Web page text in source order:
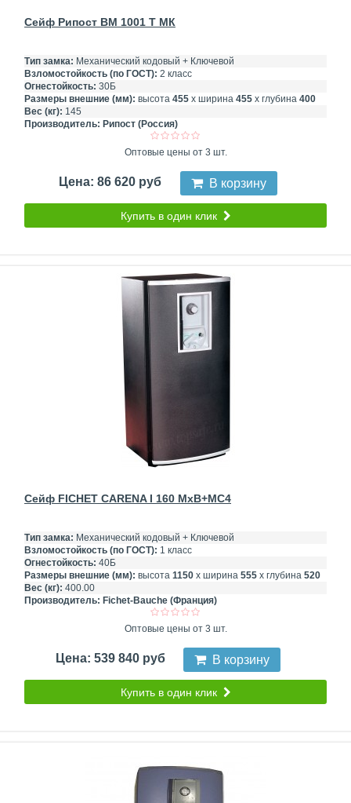
Сейф Рипост BМ 1001 Т МК
Тип замка: Механический кодовый + Ключевой
Взломостойкость (по ГОСТ): 2 класс
Огнестойкость: 30Б
Размеры внешние (мм): высота 455 х ширина 455 х глубина 400
Вес (кг): 145
Производитель: Рипост (Россия)
Оптовые цены от 3 шт.
Цена: 86 620 руб В корзину
Купить в один клик
Сейф FICHET CARENA I 160 MxB+MC4
Тип замка: Механический кодовый + Ключевой
Взломостойкость (по ГОСТ): 1 класс
Огнестойкость: 40Б
Размеры внешние (мм): высота 1150 х ширина 555 х глубина 520
Вес (кг): 400.00
Производитель: Fichet-Bauche (Франция)
Оптовые цены от 3 шт.
Цена: 539 840 руб В корзину
Купить в один клик